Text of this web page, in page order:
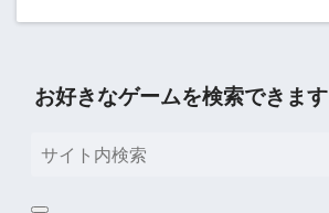
お好きなゲームを検索できます